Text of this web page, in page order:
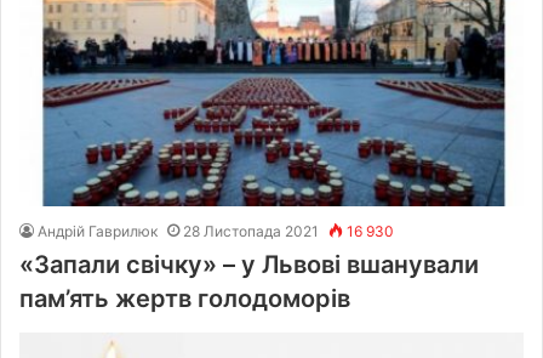
Андрій Гаврилюк 28 Листопада 2021 16 930
«Запали свічку» – у Львові вшанували
пам’ять жертв голодоморів